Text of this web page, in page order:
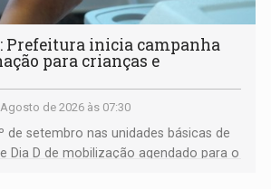
Prefeitura inicia campanha
para crianças e
de 2026 às 07:30
de setembro nas unidades básicas de
Dia D de mobilização agendado para o